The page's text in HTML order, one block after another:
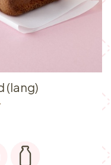
(lang)